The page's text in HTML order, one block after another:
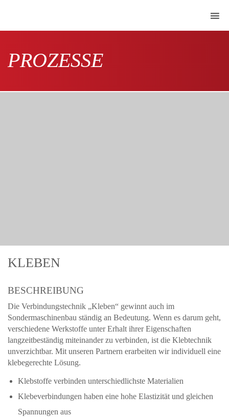
PROZESSE
KLEBEN
BESCHREIBUNG
Die Verbindungstechnik „Kleben“ gewinnt auch im
Sondermaschinenbau ständig an Bedeutung. Wenn es darum geht,
verschiedene Werkstoffe unter Erhalt ihrer Eigenschaften
langzeitbeständig miteinander zu verbinden, ist die Klebtechnik
unverzichtbar. Mit unseren Partnern erarbeiten wir individuell eine
klebegerechte Lösung.
Klebstoffe verbinden unterschiedlichste Materialien
Klebeverbindungen haben eine hohe Elastizität und gleichen
Spannungen aus